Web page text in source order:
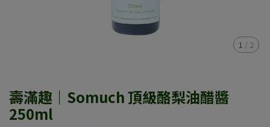
1 / 2
壽滿趣｜Somuch 頂級酪梨油醋醬
250ml